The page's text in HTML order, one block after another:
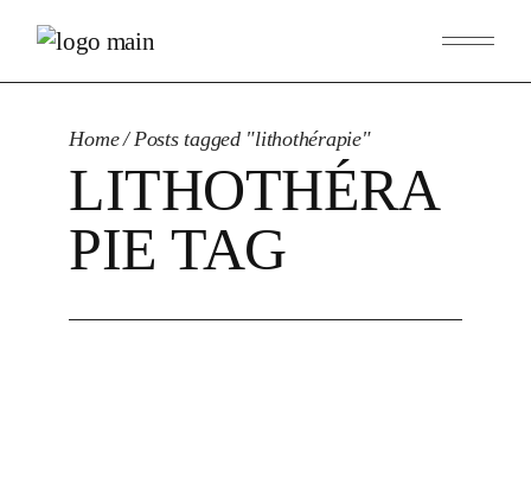
content
Home Posts tagged "lithothérapie"
LITHOTHÉRA
PIE TAG